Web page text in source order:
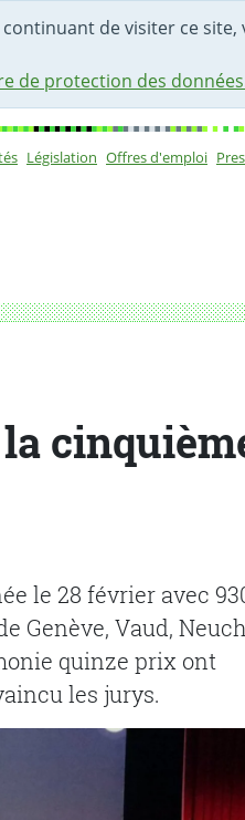
de visiter ce
de protection des
Législation Offres d'emploi
le 28 février avec
Genève, Vaud,
quinze prix ont
les jurys.